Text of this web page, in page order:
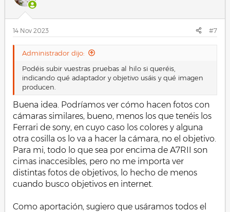
14 Nov 2023 #7
Administrador dijo:
Podéis subir vuestras pruebas al hilo si queréis,
indicando qué adaptador y objetivo usáis y qué imagen
producen.
Buena idea. Podríamos ver cómo hacen fotos con
cámaras similares, bueno, menos los que tenéis los
Ferrari de sony, en cuyo caso los colores y alguna
otra cosilla os lo va a hacer la cámara, no el objetivo.
Para mi, todo lo que sea por encima de A7RII son
cimas inaccesibles, pero no me importa ver
distintas fotos de objetivos, lo hecho de menos
cuando busco objetivos en internet.
Como aportación, sugiero que usáramos todos el